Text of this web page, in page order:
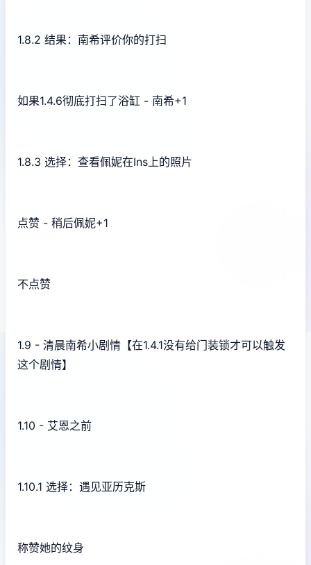
1.8.2 结果：南希评价你的打扫
如果1.4.6彻底打扫了浴缸 - 南希+1
1.8.3 选择：查看佩妮在Ins上的照片
点赞 - 稍后佩妮+1
不点赞
1.9 - 清晨南希小剧情【在1.4.1没有给门装锁才可以触发
这个剧情】
1.10 - 艾恩之前
1.10.1 选择：遇见亚历克斯
称赞她的纹身